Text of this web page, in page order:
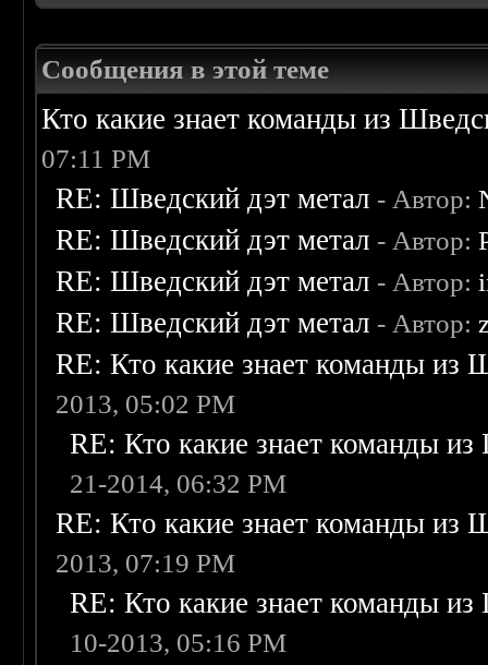
Сообщения в этой теме
Кто какие знает команды из
07:11 PM
RE: Шведский дэт метал - Автор:
RE: Шведский дэт метал - Автор:
RE: Шведский дэт метал - Автор:
RE: Шведский дэт метал - Автор:
RE: Кто какие знает команды из
2013, 05:02 PM
RE: Кто какие знает команды из
21-2014, 06:32 PM
RE: Кто какие знает команды из
2013, 07:19 PM
RE: Кто какие знает команды из
10-2013, 05:16 PM